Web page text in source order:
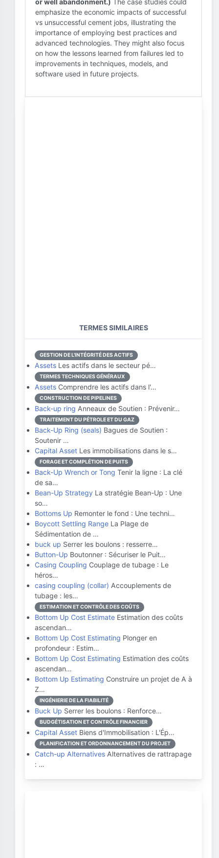
or well abandonment.) The case studies could
emphasize the economic impacts of successful
vs unsuccessful cement jobs, illustrating the
importance of employing best practices and
advanced technologies. They might also focus
on how the lessons learned from failures led to
improvements in techniques, models, and
software used in future projects.
TERMES SIMILAIRES
GESTION DE L'INTÉGRITÉ DES ACTIFS
Assets Les actifs dans le secteur pé…
TERMES TECHNIQUES GÉNÉRAUX
Assets Comprendre les actifs dans l'…
CONSTRUCTION DE PIPELINES
Back-up ring Anneaux de Soutien : Prévenir…
TRAITEMENT DU PÉTROLE ET DU GAZ
Back-Up Ring (seals) Bagues de Soutien :
Soutenir …
Capital Asset Les immobilisations dans le s…
FORAGE ET COMPLÉTION DE PUITS
Back-Up Wrench or Tong Tenir la ligne : La clé
de sa…
Bean-Up Strategy La stratégie Bean-Up : Une
so…
Bottoms Up Remonter le fond : Une techni…
Boycott Settling Range La Plage de
Sédimentation de …
buck up Serrer les boulons : resserre…
Button-Up Boutonner : Sécuriser le Puit…
Casing Coupling Couplage de tubage : Le
héros…
casing coupling (collar) Accouplements de
tubage : les…
ESTIMATION ET CONTRÔLE DES COÛTS
Bottom Up Cost Estimate Estimation des coûts
ascendan…
Bottom Up Cost Estimating Plonger en
profondeur : Estim…
Bottom Up Cost Estimating Estimation des coûts
ascendan…
Bottom Up Estimating Construire un projet de A à
Z…
INGÉNIERIE DE LA FIABILITÉ
Buck Up Serrer les boulons : Renforce…
BUDGÉTISATION ET CONTRÔLE FINANCIER
Capital Asset Biens d'Immobilisation : L'Ép…
PLANIFICATION ET ORDONNANCEMENT DU PROJET
Catch-up Alternatives Alternatives de rattrapage
: …